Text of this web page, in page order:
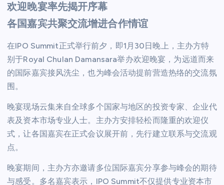
欢迎晚宴率先揭开序幕
各国嘉宾共聚交流增进合作情谊
在IPO Summit正式举行前夕，即1月30日晚上，主办方特
别于Royal Chulan Damansara举办欢迎晚宴，为远道而来
的国际嘉宾接风洗尘，也为峰会活动提前营造热络的交流氛
围。
晚宴现场云集来自全球多个国家与地区的投资专家、企业代
表及资本市场专业人士。主办方安排轻松而隆重的欢迎仪
式，让各国嘉宾在正式会议展开前，先行建立联系与交流观
点。
晚宴期间，主办方亦邀请多位国际嘉宾分享参与峰会的期待
与感受。多名嘉宾表示，IPO Summit不仅提供专业资本市